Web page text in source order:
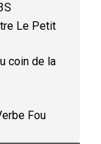
Le Petit
coin de la
Fou